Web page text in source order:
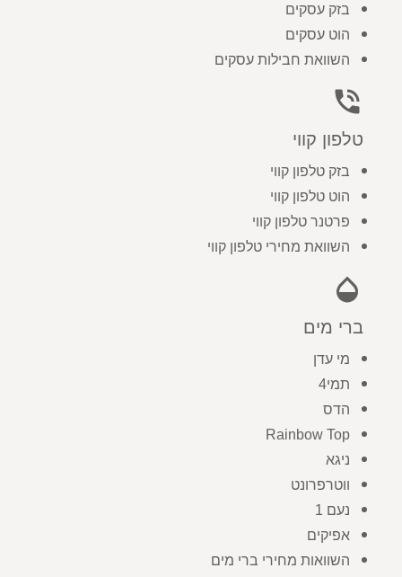
בזק עסקים
הוט עסקים
השוואת חבילות עסקים
phone_in_talk
טלפון קווי
בזק טלפון קווי
הוט טלפון קווי
פרטנר טלפון קווי
השוואת מחירי טלפון קווי
opacity
ברי מים
מי עדן
תמי4
הדס
Rainbow Top
ניגא
ווטרפרונט
נעם 1
אפיקים
השוואות מחירי ברי מים